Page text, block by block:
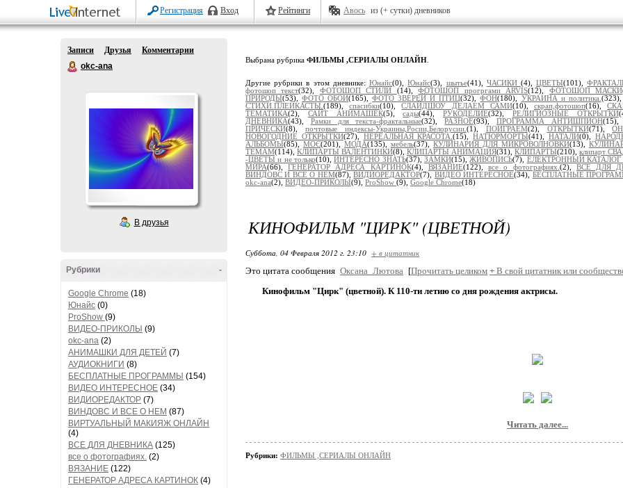
Регистрация Вход Рейтинги Авось из (+ сутки) дневников
Записи Друзья
Комментарии
okc-ana
В друзья
-
Рубрики
Google Chrome (18)
Юнайс (0)
ProShow (9)
ВИДЕО-ПРИКОЛЫ (9)
okc-ana (2)
АНИМАШКИ ДЛЯ ДЕТЕЙ (7)
АУДИОКНИГИ (8)
БЕСПЛАТНЫЕ ПРОГРАММЫ (154)
ВИДЕО ИНТЕРЕСНОЕ (34)
ВИДИОРЕДАКТОР (7)
ВИНДОВС И ВСЕ О НЕМ (87)
ВИРТУАЛЬНЫЙ МАКИЯЖ ОНЛАЙН
(4)
ВСЕ ДЛЯ ДНЕВНИКА (125)
все о фотографиях. (2)
ВЯЗАНИЕ (122)
ГЕНЕРАТОР АДРЕСА КАРТИНОК (4)
Выбрана рубрика ФИЛЬМЫ ,СЕРИАЛЫ ОНЛАЙН
Другие рубрики в этом дневнике:Юнайс(0),Юнайс(3), шытье(41), ЧАСИКИ (4),ЦВЕТЫ(101),
фотошоп текст(32), ФОТОШОП СТИЛИ (14),ФОТОШОП прогргами ARVIS(12), ФОТОШОП МАСКИ
ПРИРОДЫ(53),ФОТО ОБОИ(165),ФОТО ЗВЕРЕЙ И ПТИЦ(32),ФОН(180), УКРАИНА и политика.
СТИХИ.ПЛЕЙКАСТЫ. (189),спасибки(10),СЛАЙДШОУ ДЕЛАЕМ САМИ(10), скрап,фотошоп(16),
ТЕМАТИКА(2), САЙТ АНИМАШЕК(5),сады(44),РУКОДЕЛИЕ(32), РЕЛИГИОЗНЫЕ ОТКРЫТКИ
ДНЕВНИКА(43), Рамки для текста-фрактальные(32),РАЗНОЕ(93),ПРОГРАММА АНТИШПИОН
ПРИЧЕСКИ(8), почтовые индексы-Украины,Росии,Белорусии. (1), ПОИГРАЕМ(2), ОТКРЫТКИ(71),
НОВОГОДНИЕ ОТКРЫТКИ(27), НЕРЕАЛЬНАЯ КРАСОТА.(15),НАТЮРМОРТЫ(41),НАТАЛИ(0),
АЛЬБОМЫ(85), МОЄ(201), МОДА(135), мебель(37), КУЛИНАРИЯ ДЛЯ МИКРОВОЛНОВКИ(13),
ТЕМАМ(114), КЛИПАРТЫ ВАЛЕНТИНКИ(8), КЛИПАРТЫ АНИМАЦИЯ(31), КЛИПАРТЫ(210), клипарт
-ЦВЕТЫ и не только(10),ИНТЕРЕСНО ЗНАТЬ(37),ЗАМКИ(15),ЖИВОПИСЬ(7), ЕЛЕКТРОННЫЙ КАТАЛОГ
МИРА(66),ГЕНЕРАТОР АДРЕСА КАРТИНОК(4), ВЯЗАНИЕ(122),все о фотографиях. (2), ВСЕ ДЛЯ
ВИНДОВС И ВСЕ О НЕМ(87),ВИДИОРЕДАКТОР(7), ВИДЕО ИНТЕРЕСНОЕ(34), БЕСПЛАТНЫЕ
okc-ana(2), ВИДЕО-ПРИКОЛЫ(9), ProShow (9), Google Chrome(18)
КИНОФИЛЬМ "ЦИРК" (ЦВЕТНОЙ)
Суббота, 04 Февраля 2012 г. 23:10 + в цитатник
Это цитата сообщения Оксана_Лютова [Прочитать целиком + В свой цитатник или
Кинофильм "Цирк" (цветной). К 110-ти летию со дня рождения актрисы.
Читать далее...
Рубрики: ФИЛЬМЫ ,СЕРИАЛЫ ОНЛАЙН